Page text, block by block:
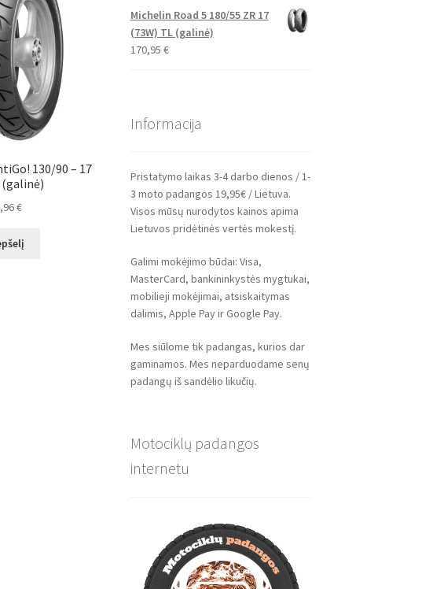
130/90 – 17
(galinė)
€
Michelin Road 5 180/55 ZR 17
(73W) TL (galinė)
170,95 €
Informacija
Pristatymo laikas 3-4 darbo dienos / 1-
3 moto padangos 19,95€ / Lietuva.
Visos mūsų nurodytos kainos apima
Lietuvos pridėtinės vertės mokestį.
Galimi mokėjimo būdai: Visa,
MasterCard, bankininkystės mygtukai,
mobilieji mokėjimai, atsiskaitymas
dalimis, Apple Pay ir Google Pay.
Mes siūlome tik padangas, kurios dar
gaminamos. Mes neparduodame senų
padangų iš sandėlio likučių.
Motociklų padangos
internetu